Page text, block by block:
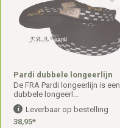
Pardi dubbele longeerlijn
De FRA Pardi longeerlijn is een
dubbele longeerl...
Leverbaar op bestelling
38,95*